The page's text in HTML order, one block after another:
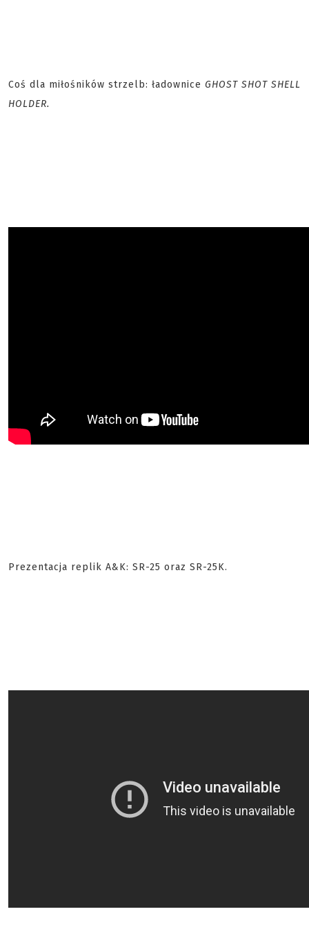
Coś dla miłośników strzelb: ładownice GHOST SHOT SHELL
HOLDER.
Prezentacja replik A&K: SR-25 oraz SR-25K.